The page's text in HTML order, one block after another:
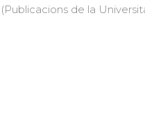
(Publicacions de la